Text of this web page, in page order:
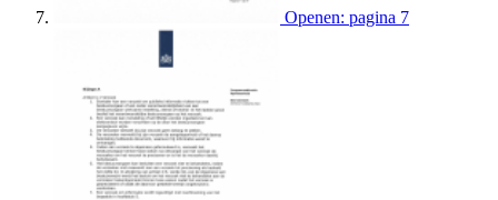
Openen: pagina 7